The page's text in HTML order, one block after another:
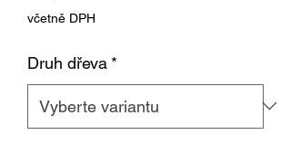
včetně DPH
Druh dřeva *